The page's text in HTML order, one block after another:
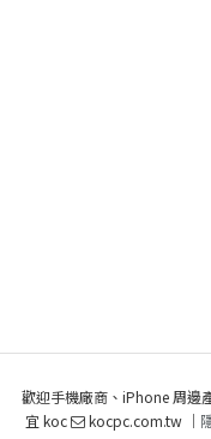
歡迎手機廠商、iPhone 周邊
宜 koc
kocpc.com.tw ｜